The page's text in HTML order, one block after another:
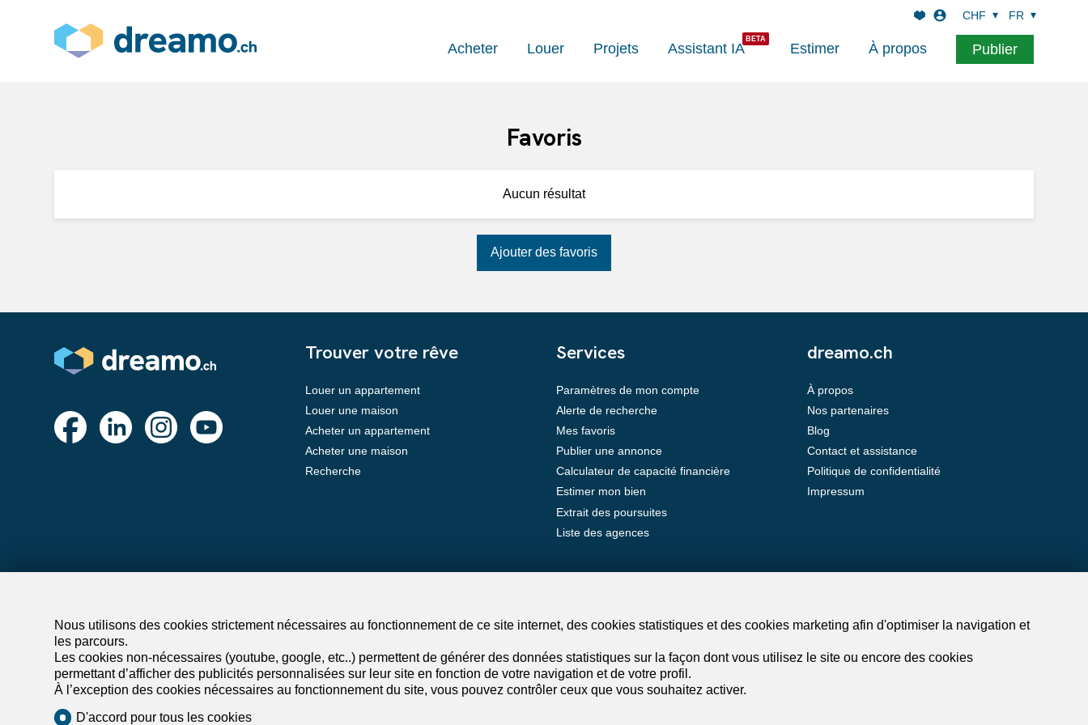
Acheter Louer Projets Assistant IA Estimer À propos Publier
CHF FR
Favoris
Aucun résultat
Ajouter des favoris
Trouver votre rêve
Louer un appartement
Louer une maison
Acheter un appartement
Acheter une maison
Recherche
Services
Paramètres de mon compte
Alerte de recherche
Mes favoris
Publier une annonce
Calculateur de capacité financière
Estimer mon bien
Extrait des poursuites
Liste des agences
dreamo.ch
À propos
Nos partenaires
Blog
Contact et assistance
Politique de confidentialité
Impressum
Nous utilisons des cookies strictement nécessaires au fonctionnement de ce site internet, des cookies statistiques et des cookies marketing afin d'optimiser la navigation et
les parcours.
Les cookies non-nécessaires (youtube, google, etc..) permettent de générer des données statistiques sur la façon dont vous utilisez le site ou encore des cookies
permettant d’afficher des publicités personnalisées sur leur site en fonction de votre navigation et de votre profil.
À l’exception des cookies nécessaires au fonctionnement du site, vous pouvez contrôler ceux que vous souhaitez activer.
D'accord pour tous les cookies